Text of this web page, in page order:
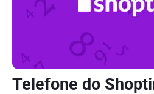
Telefone do